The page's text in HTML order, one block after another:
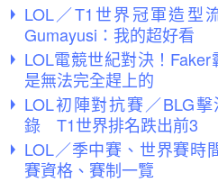
LOL／T1世界冠軍造型
Gumayusi：我的超好看
LOL電競世紀對決！
是無法完全趕上的
LOL初陣對抗賽／BLG
錄 T1世界排名跌出前3
LOL／季中賽、世界賽時
賽資格、賽制一覽